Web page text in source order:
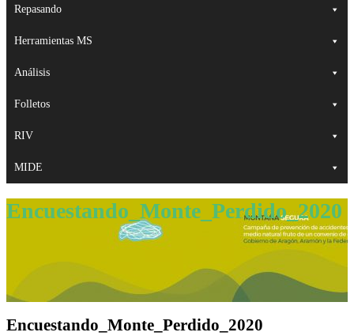
Repasando
Herramientas MS
Análisis
Folletos
RIV
MIDE
Encuestando_Monte_Perdido_2020
Encuestando_Monte_Perdido_2020